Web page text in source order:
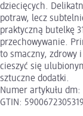
dziecięcych.
potraw, lecz
praktyczną butelkę
przechowywanie.
to smaczny, zdrowy
cieszyć się
sztuczne dodatki.
Numer artykułu dm:
GTIN: 5900672305319